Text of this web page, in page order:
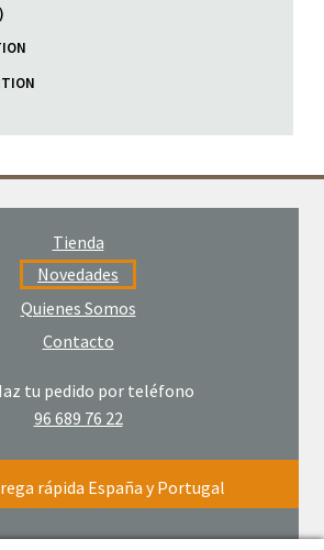
Tienda
Novedades
Quienes Somos
Contacto
tu pedido por teléfono
96 689 76 22
rápida España y Portugal